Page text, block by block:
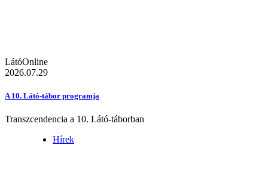
LátóOnline
2026.07.29
A 10. Látó-tábor programja
Transzcendencia a 10. Látó-táborban
Hírek